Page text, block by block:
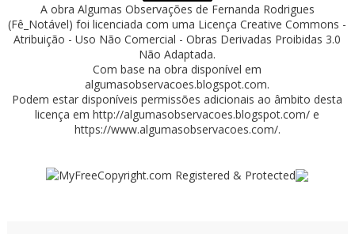
A obra Algumas Observações de Fernanda Rodrigues
(Fê_Notável) foi licenciada com uma LicençaCreative Commons -
Atribuição - Uso Não Comercial - Obras Derivadas Proibidas 3.0
Não Adaptada.
Com base na obra disponível em
algumasobservacoes.blogspot.com.
Podem estar disponíveis permissões adicionais ao âmbito desta
licença emhttp://algumasobservacoes.blogspot.com/ e
https://www.algumasobservacoes.com/.